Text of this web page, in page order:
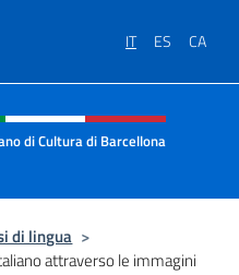
IT ES CA
e menù
di Cultura di Barcellona
di lingua >
attraverso le immagini